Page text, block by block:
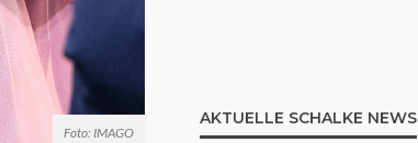
Foto: IMAGO
AKTUELLE SCHALKE NEWS